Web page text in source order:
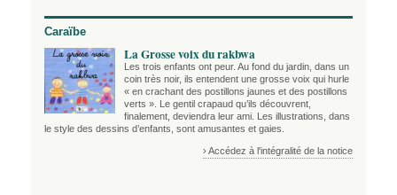
Caraïbe
La Grosse voix du rakbwa
Les trois enfants ont peur. Au fond du jardin, dans un
coin très noir, ils entendent une grosse voix qui hurle
« en crachant des postillons jaunes et des postillons
verts ». Le gentil crapaud qu’ils découvrent,
finalement, deviendra leur ami. Les illustrations, dans
le style des dessins d’enfants, sont amusantes et gaies.
› Accédez à l'intégralité de la notice